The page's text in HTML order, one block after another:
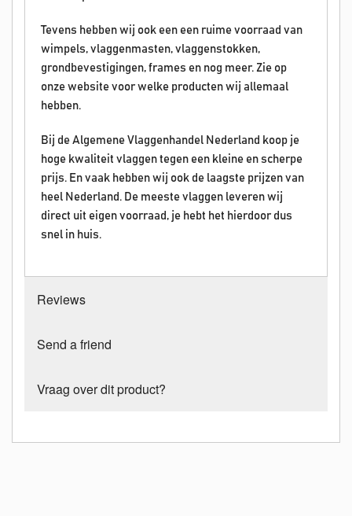
Tevens hebben wij ook een een ruime voorraad van
wimpels, vlaggenmasten, vlaggenstokken,
grondbevestigingen, frames en nog meer. Zie op
onze website voor welke producten wij allemaal
hebben.
Bij de Algemene Vlaggenhandel Nederland koop je
hoge kwaliteit vlaggen tegen een kleine en scherpe
prijs. En vaak hebben wij ook de laagste prijzen van
heel Nederland. De meeste vlaggen leveren wij
direct uit eigen voorraad, je hebt het hierdoor dus
snel in huis.
Reviews
Send a friend
Vraag over dit product?